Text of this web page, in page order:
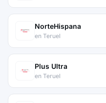
NorteHispana
en Teruel
Plus Ultra
en Teruel